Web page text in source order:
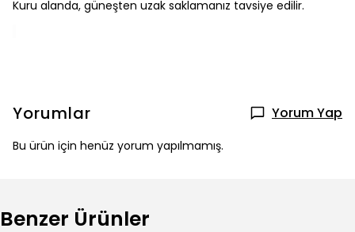
Kuru alanda, güneşten uzak saklamanız tavsiye edilir.
Yorumlar Yorum Yap
Bu ürün için henüz yorum yapılmamış.
Benzer Ürünler